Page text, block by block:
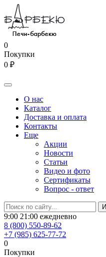
0
Покупки
0 ₽
О нас
Каталог
Доставка и оплата
Контакты
Еще
Акции
Новости
Статьи
Видео и фото
Сертификаты
Вопрос - ответ
9:00 21:00 ежедневно
8 (800) 550-89-62
+7 (985) 625-77-72
0
Покупки